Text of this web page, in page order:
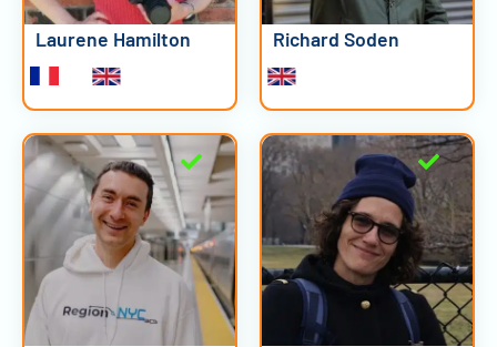
Laurene Hamilton Richard Soden